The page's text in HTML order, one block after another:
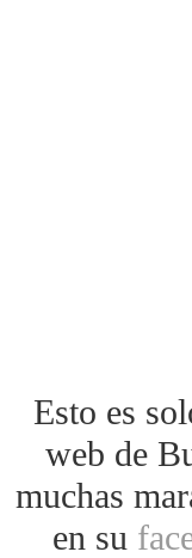
Esto es
web de
muchas
en su